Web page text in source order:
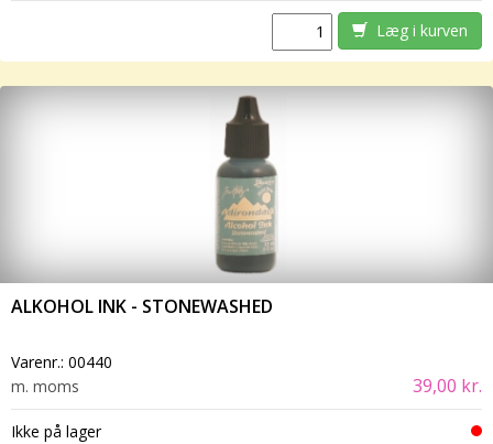
Læg i kurven
ALKOHOL INK - STONEWASHED
Varenr.: 00440
m. moms
39,00 kr.
Ikke på lager